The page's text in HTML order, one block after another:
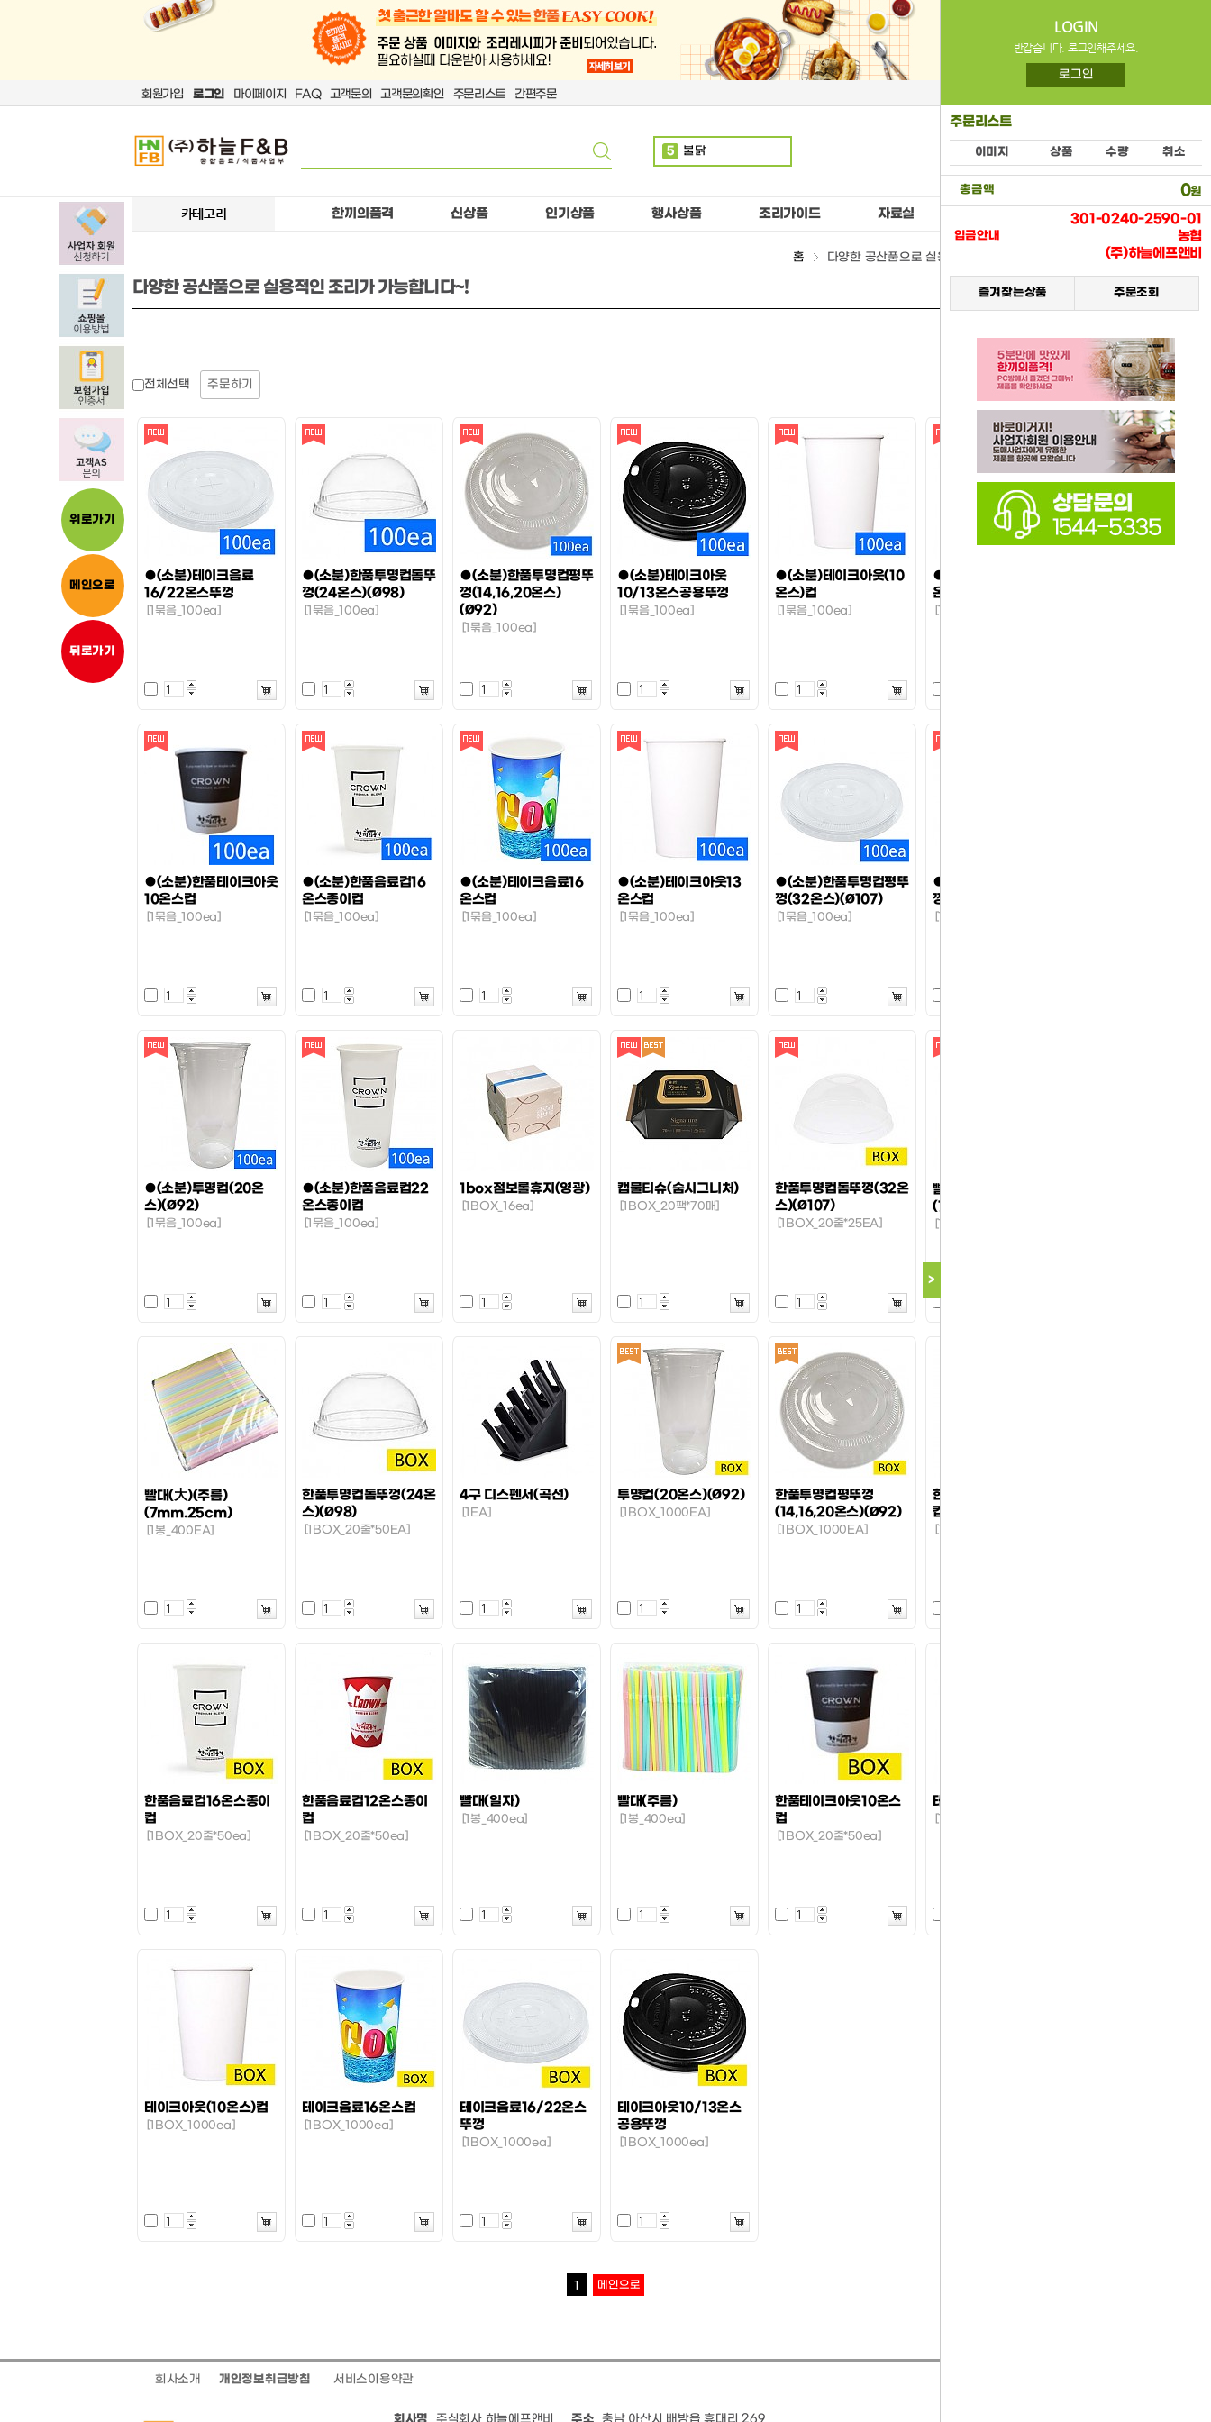
회원가입 로그인 마이페이지 FAQ 고객문의 고객문의확인 주문리스트 간편주문
5 불닭
7 몬스터
1 펩시
위로가기
메인으로
뒤로가기
카테고리 한끼의품격 신상품 인기상품 행사상품 조리가이드 자료실
홈 다양한 공산품으로 실용적인 조리가 가능합니다~!
다양한 공산품으로 실용적인 조리가 가능합니다~!
LOGIN
반갑습니다. 로그인해주세요.
로그인
주문리스트
이미지 상품 수량 취소
총금액 0원
입금안내
301-0240-2590-01
농협
(주)하늘에프앤비
즐겨찾는상품 주문조회
>
전체선택 주문하기
리스갤러
●(소분)테이크음료
16/22온스뚜껑
[1묶음_100ea]
●(소분)한품투명컵돔뚜
껑(24온스)(Ø98)
[1묶음_100ea]
●(소분)한품투명컵평뚜
껑(14,16,20온스)
(Ø92)
[1묶음_100ea]
●(소분)테이크아웃
10/13온스공용뚜껑
[1묶음_100ea]
●(소분)테이크아웃(10
온스)컵
[1묶음_100ea]
●(소분)한품음료컵12
온스종이컵
[1묶음_100ea]
●(소분)한품테이크아웃
10온스컵
[1묶음_100ea]
●(소분)한품음료컵16
온스종이컵
[1묶음_100ea]
●(소분)테이크음료16
온스컵
[1묶음_100ea]
●(소분)테이크아웃13
온스컵
[1묶음_100ea]
●(소분)한품투명컵평뚜
껑(32온스)(Ø107)
[1묶음_100ea]
●(소분)한품투명컵돔뚜
껑(32온스)(Ø107)
[1묶음_100ea]
●(소분)투명컵(20온
스)(Ø92)
[1묶음_100ea]
●(소분)한품음료컵22
온스종이컵
[1묶음_100ea]
1box점보롤휴지(영광)
[1BOX_16ea]
캡물티슈(숨시그니처)
[1BOX_20팩*70매]
한품투명컵돔뚜껑(32온
스)(Ø107)
[1BOX_20줄*25EA]
빨대(大)(일자)
(7mm.25cm)
[1봉_500ea]
빨대(大)(주름)
(7mm.25cm)
[1봉_400EA]
한품투명컵돔뚜껑(24온
스)(Ø98)
[1BOX_20줄*50EA]
4구 디스펜서(곡선)
[1EA]
투명컵(20온스)(Ø92)
[1BOX_1000EA]
한품투명컵평뚜껑
(14,16,20온스)(Ø92)
[1BOX_1000EA]
한품음료컵22온스종이
컵
[1BOX_20줄*50ea]
한품음료컵16온스종이
컵
[1BOX_20줄*50ea]
한품음료컵12온스종이
컵
[1BOX_20줄*50ea]
빨대(일자)
[1봉_400ea]
빨대(주름)
[1봉_400ea]
한품테이크아웃10온스
컵
[1BOX_20줄*50ea]
테이크아웃13온스컵
[1BOX_1000ea]
테이크아웃(10온스)컵
[1BOX_1000ea]
테이크음료16온스컵
[1BOX_1000ea]
테이크음료16/22온스
뚜껑
[1BOX_1000ea]
테이크아웃10/13온스
공용뚜껑
[1BOX_1000ea]
1 메인으로
회사소개 개인정보취급방침 서비스이용약관
주식회사 하늘에프앤비 충남 아산시 배방읍 휴대리 269